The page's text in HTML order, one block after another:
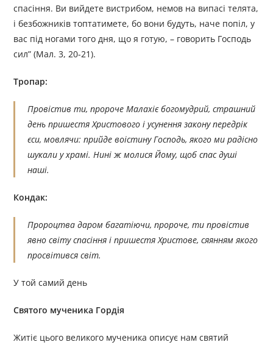
спасіння. Ви вийдете вистрибом, немов на випасі телята,
і безбожників топтатимете, бо вони будуть, наче попіл, у
вас під ногами того дня, що я готую, – говорить Господь
сил” (Мал. 3, 20-21).
Тропар:
Провістив ти, пророче Малахіє богомудрий, страшний
день пришестя Христового і усунення закону передрік
єси, мовлячи: прийде воістину Господь, якого ми радісно
шукали у храмі. Нині ж молися Йому, щоб спас душі
наші.
Кондак:
Пророцтва даром багатіючи, пророче, ти провістив
явно світу спасіння і пришестя Христове, сяянням якого
просвітився світ.
У той самий день
Cвятого мученика Гордія
Житіє цього великого мученика описує нам святий